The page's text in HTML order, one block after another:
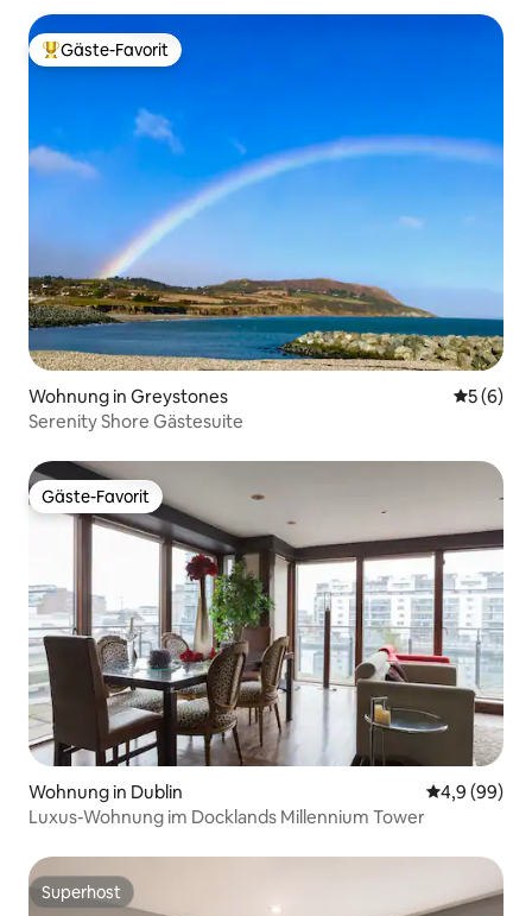
Beliebter Gäste-Favorit.
Gäste-Favorit
Wohnung in Greystones
5 (6)
Serenity Shore Gästesuite
Gäste-Favorit
Gäste-Favorit
Wohnung in Dublin
4,9 (99)
Luxus-Wohnung im Docklands Millennium Tower
Superhost
Superhost